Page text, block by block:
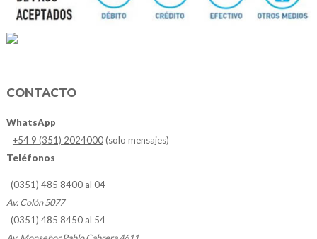
CONTACTO
WhatsApp
+54 9 (351) 2024000(solo mensajes)
Teléfonos
(0351) 485 8400 al 04
Av. Colón 5077
(0351) 485 8450 al 54